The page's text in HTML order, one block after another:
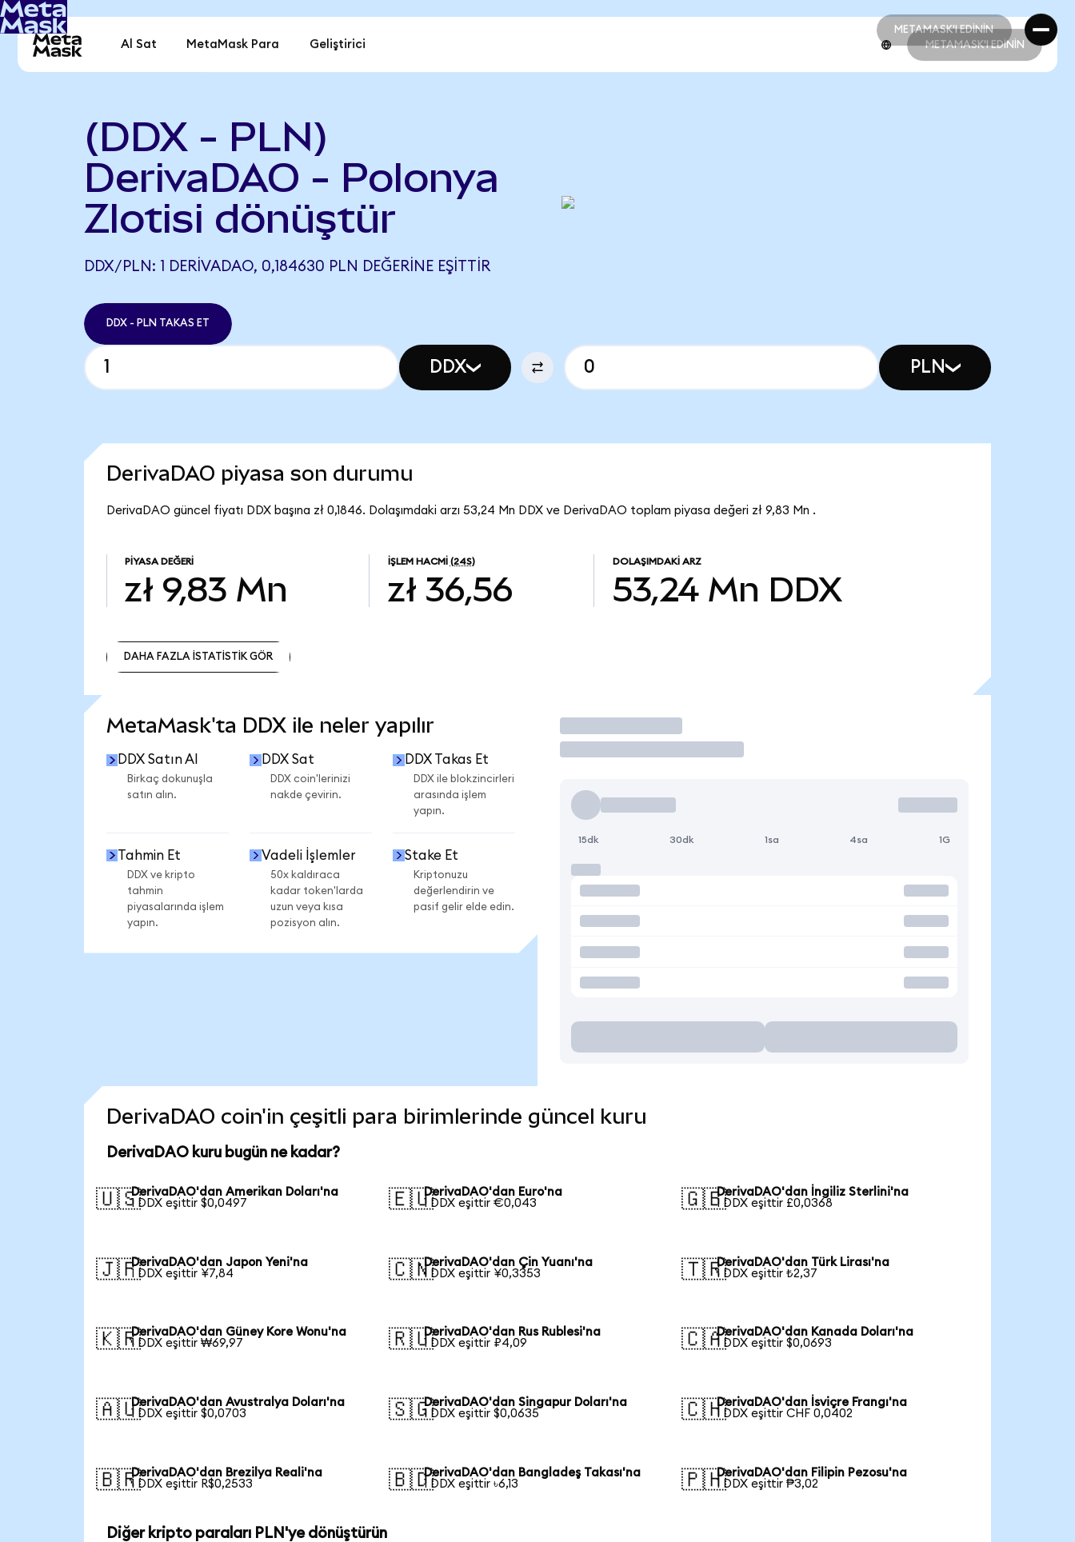
METAMASK'I EDİNİN
METAMASK'I EDİNİN
Al Sat MetaMask Para Geliştirici METAMASK'I EDİNİN
(DDX - PLN)
DerivaDAO - Polonya
Zlotisi dönüştür
DDX/PLN: 1 DERIVADAO, 0,184630 PLN DEĞERINE EŞITTIR
DDX - PLN TAKAS ET
DDX PLN
DerivaDAO piyasa son durumu
DerivaDAO güncel fiyatı DDX başına zł 0,1846. Dolaşımdaki arzı 53,24 Mn DDX ve DerivaDAO toplam piyasa değeri zł 9,83 Mn .
PIYASA DEĞERI
zł 9,83 Mn
İŞLEM HACMI (24S)
zł 36,56
DOLAŞIMDAKI ARZ
53,24 Mn DDX
DAHA FAZLA İSTATİSTİK GÖR
MetaMask'ta DDX ile neler yapılır
DDX Satın Al
Birkaç dokunuşla
satın alın.
DDX Sat
DDX coin'lerinizi
nakde çevirin.
DDX Takas Et
DDX ile blokzincirleri
arasında işlem
yapın.
Tahmin Et
DDX ve kripto
tahmin
piyasalarında işlem
yapın.
Vadeli İşlemler
50x kaldıraca
kadar token'larda
uzun veya kısa
pozisyon alın.
Stake Et
Kriptonuzu
değerlendirin ve
pasif gelir elde edin.
İşlem Yap
15dk 30dk 1sa 4sa 1G
DerivaDAO coin'in çeşitli para birimlerinde güncel kuru
DerivaDAO kuru bugün ne kadar?
🇺🇸DerivaDAO'dan Amerikan Doları'na
1 DDX eşittir $0,0497
🇪🇺DerivaDAO'dan Euro'na
1 DDX eşittir €0,043
🇬🇧DerivaDAO'dan İngiliz Sterlini'na
1 DDX eşittir £0,0368
🇯🇵DerivaDAO'dan Japon Yeni'na
1 DDX eşittir ¥7,84
🇨🇳DerivaDAO'dan Çin Yuanı'na
1 DDX eşittir ¥0,3353
🇹🇷DerivaDAO'dan Türk Lirası'na
1 DDX eşittir ₺2,37
🇰🇷DerivaDAO'dan Güney Kore Wonu'na
1 DDX eşittir ₩69,97
🇷🇺DerivaDAO'dan Rus Rublesi'na
1 DDX eşittir ₽4,09
🇨🇦DerivaDAO'dan Kanada Doları'na
1 DDX eşittir $0,0693
🇦🇺DerivaDAO'dan Avustralya Doları'na
1 DDX eşittir $0,0703
🇸🇬DerivaDAO'dan Singapur Doları'na
1 DDX eşittir $0,0635
🇨🇭DerivaDAO'dan İsviçre Frangı'na
1 DDX eşittir CHF 0,0402
🇧🇷DerivaDAO'dan Brezilya Reali'na
1 DDX eşittir R$0,2533
🇧🇩DerivaDAO'dan Bangladeş Takası'na
1 DDX eşittir ৳6,13
🇵🇭DerivaDAO'dan Filipin Pezosu'na
1 DDX eşittir ₱3,02
Diğer kripto paraları PLN'ye dönüştürün